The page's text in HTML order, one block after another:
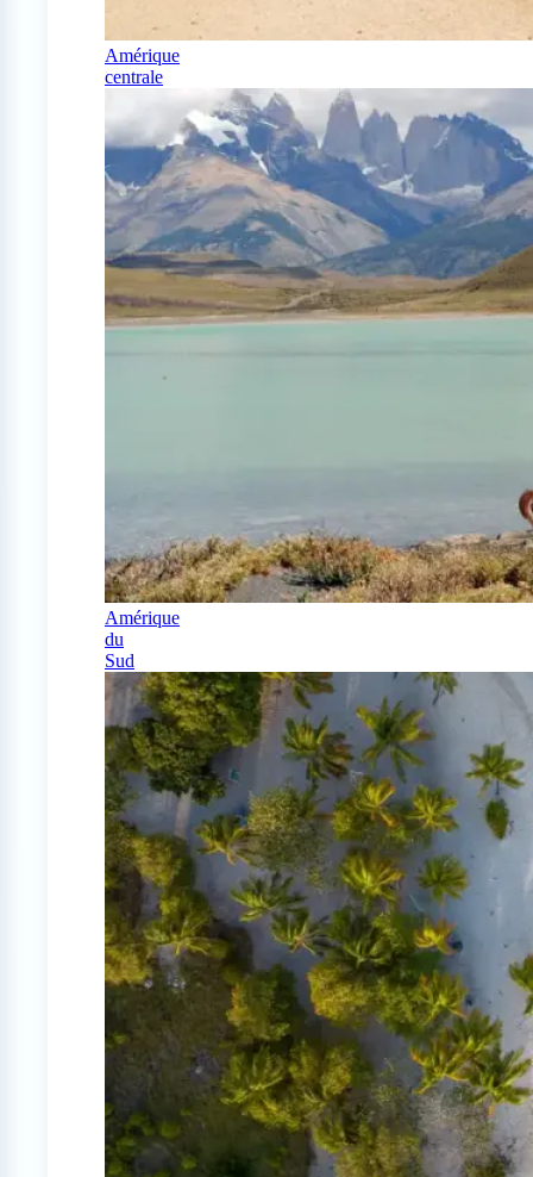
Amérique
centrale
Amérique
du
Sud